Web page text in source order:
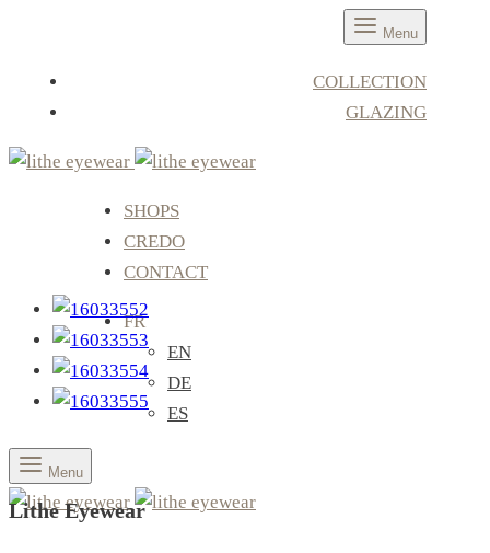
Menu
COLLECTION
GLAZING
SHOPS
CREDO
CONTACT
FR
EN
DE
ES
Menu
Lithe Eyewear